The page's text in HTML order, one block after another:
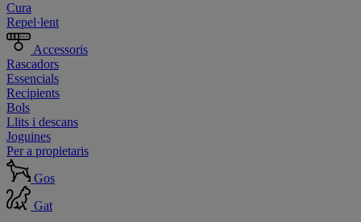
Cura
Repel·lent
Accessoris
Rascadors
Essencials
Recipients
Bols
Llits i descans
Joguines
Per a propietaris
Gos
Gat